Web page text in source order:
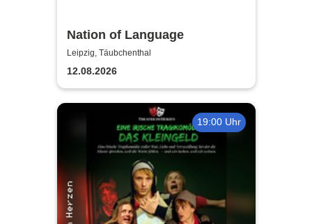
Nation of Language
Leipzig, Täubchenthal
12.08.2026
19:00 Uhr